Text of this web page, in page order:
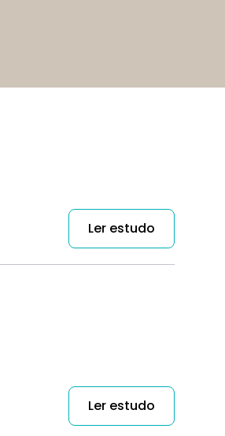
Ler estudo
Ler estudo